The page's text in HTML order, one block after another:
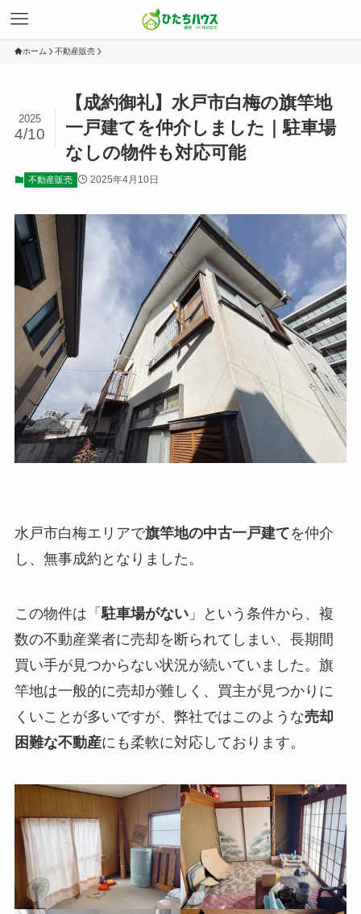
ホーム 不動産販売
【成約御礼】水戸市白梅の旗竿地
一戸建てを仲介しました｜駐車場
なしの物件も対応可能
2025
4/10
不動産販売 2025年4月10日
水戸市白梅エリアで旗竿地の中古一戸建てを仲介
し、無事成約となりました。
この物件は「駐車場がない」という条件から、複
数の不動産業者に売却を断られてしまい、長期間
買い手が見つからない状況が続いていました。旗
竿地は一般的に売却が難しく、買主が見つかりに
くいことが多いですが、弊社ではこのような売却
困難な不動産にも柔軟に対応しております。